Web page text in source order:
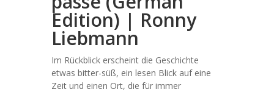
Edition) | Ronny
Liebmann
Im Rückblick erscheint die Geschichte
etwas bitter-süß, ein lesen Blick auf eine
Zeit und einen Ort, die für immer